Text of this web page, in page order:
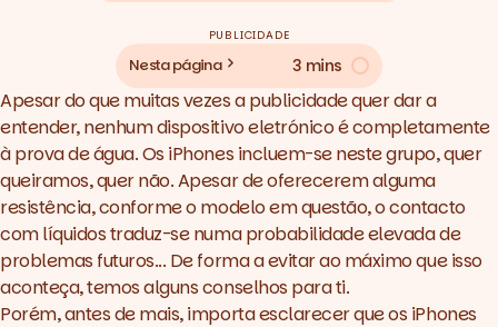
PUBLICIDADE
Nesta página 3 mins
Apesar do que muitas vezes a publicidade quer dar a
entender, nenhum dispositivo eletrónico é completamente
à prova de água. Os iPhones incluem-se neste grupo, quer
queiramos, quer não. Apesar de oferecerem alguma
resistência, conforme o modelo em questão, o contacto
com líquidos traduz-se numa probabilidade elevada de
problemas futuros... De forma a evitar ao máximo que isso
aconteça, temos alguns conselhos para ti.
Porém, antes de mais, importa esclarecer que os iPhones